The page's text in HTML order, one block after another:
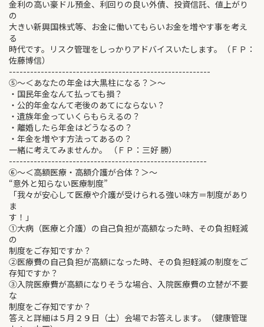
金利の高い豪ドル預金、利回りの良い外債、投資信託、値上がり
の
大きい新興国株式等、お金に働いてもらいお金を増やす事を考え
る
時代です。リスク管理をしっかりアドバイスいたします。（ＦＰ：
佐藤博信）
---------------------------------------------------------
⑤～＜あなたの年金は大黒柱になる？＞～
・国民年金なんて払っても損？
・公的年金なんて老後のあてにならない？
・遺族年金っていくらもらえるの？
・離婚したら年金はどうなるの？
・年金を増やす方法ってあるの？
一緒に考えてみませんか。 （ＦＰ：三好 勝）
--------------------------------------------------------
⑥～＜高額医療・高額介護が合体？＞～
“意外と知らない医療制度”
「我々が安心して医療や介護が受けられる強い味方＝制度があり
ま
す！」
①大病（医療と介護）の自己負担が高額なった時、その負担軽減
の
制度をご存知ですか？
②医療費の自己負担が高額になった時、その負担軽減の制度をご
存知ですか？
③入院医療費が高額になりそうな場合、入院医療費の立替が不要
な
制度をご存知ですか？
答えと詳細は５月２９日（土）会場でお答えします。（健康管理